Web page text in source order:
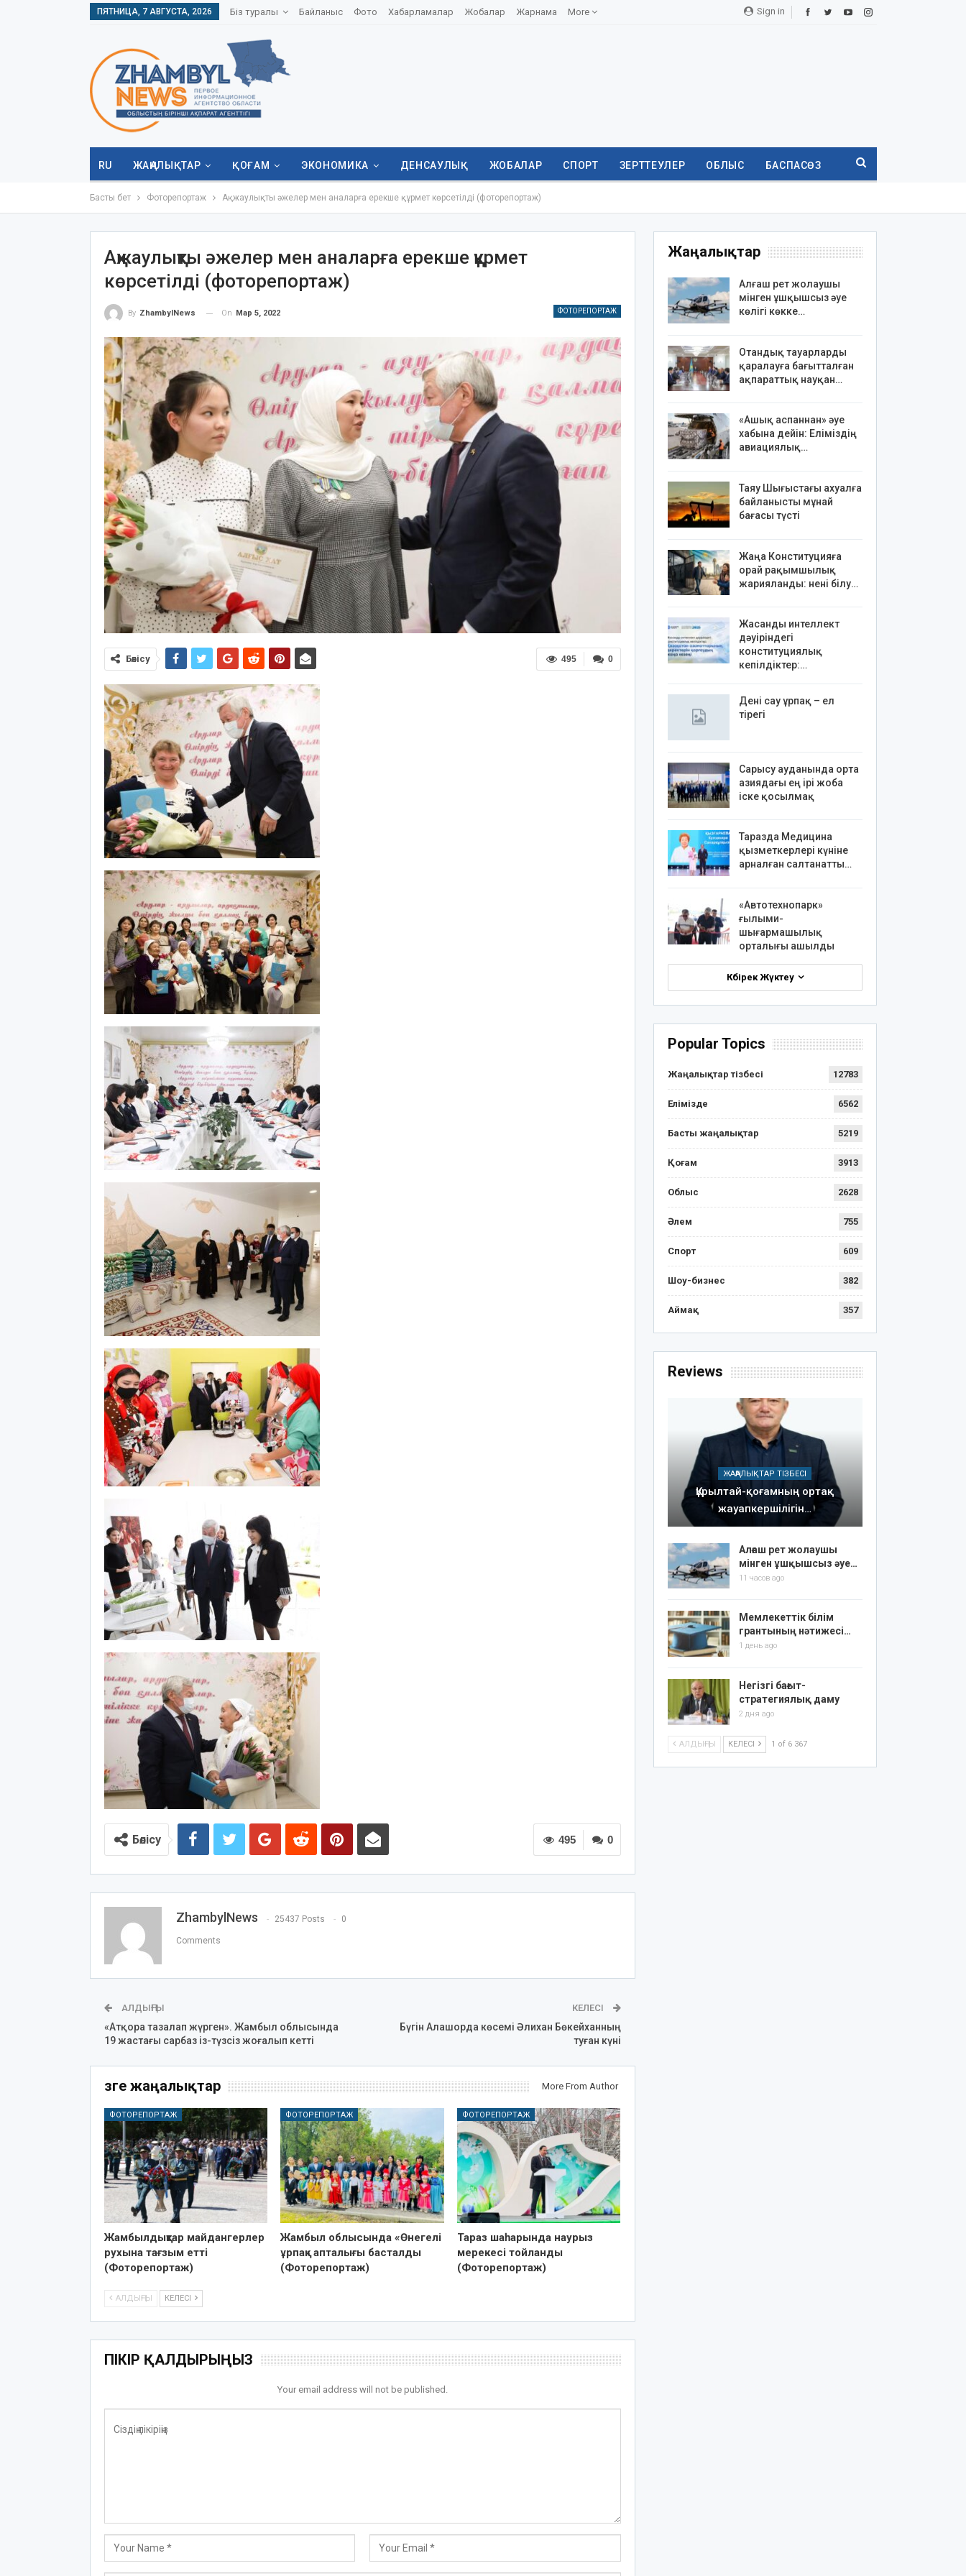
Sign in
ПЯТНИЦА, 7 АВГУСТА, 2026 Біз туралы Байланыс Фото Хабарламалар Жобалар Жарнама More
RU ЖАҢАЛЫҚТАР ҚОҒАМ ЭКОНОМИКА ДЕНСАУЛЫҚ ЖОБАЛАР СПОРТ ЗЕРТТЕУЛЕР ОБЛЫС БАСПАСӨЗ
Басты бет Фоторепортаж Ақжаулықты әжелер мен аналарға ерекше құрмет көрсетілді (фоторепортаж)
Ақжаулықты әжелер мен аналарға ерекше құрмет
көрсетілді (фоторепортаж)
ФОТОРЕПОРТАЖ
By ZhambylNews On Мар 5, 2022
0
495
Бөлісу
0
495
Бөлісу
ZhambylNews 25437 Posts 0
Comments
АЛДЫҢҒЫ
«Атқора тазалап жүрген». Жамбыл облысында
19 жастағы сарбаз із-түзсіз жоғалып кетті
КЕЛЕСІ
Бүгін Алашорда көсемі Әлихан Бөкейханның
туған күні
Өзге жаңалықтар More From Author
ФОТОРЕПОРТАЖ
Жамбылдықтар майдангерлер
рухына тағзым етті
(Фоторепортаж)
ФОТОРЕПОРТАЖ
Жамбыл облысында «Өнегелі
ұрпақ» апталығы басталды
(Фоторепортаж)
ФОТОРЕПОРТАЖ
Тараз шаһарында наурыз
мерекесі тойланды
(Фоторепортаж)
АЛДЫҢҒЫ КЕЛЕСІ
ПІКІР ҚАЛДЫРЫҢЫЗ
Your email address will not be published.
Жаңалықтар
Алғаш рет жолаушы
мінген ұшқышсыз әуе
көлігі көкке…
Отандық тауарларды
қаралауға бағытталған
ақпараттық науқан…
«Ашық аспаннан» әуе
хабына дейін: Еліміздің
авиациялық…
Таяу Шығыстағы ахуалға
байланысты мұнай
бағасы түсті
Жаңа Конституцияға
орай рақымшылық
жарияланды: нені білу…
Жасанды интеллект
дәуіріндегі
конституциялық
кепілдіктер:…
Дені сау ұрпақ – ел
тірегі
Сарысу ауданында орта
азиядағы ең ірі жоба
іске қосылмақ
Таразда Медицина
қызметкерлері күніне
арналған салтанатты…
«Автотехнопарк»
ғылыми-
шығармашылық
орталығы ашылды
Көбірек Жүктеу
Popular Topics
Жаңалықтар тізбесі 12783
Елімізде 6562
Басты жаңалықтар 5219
Қоғам 3913
Облыс 2628
Әлем 755
Спорт 609
Шоу-бизнес 382
Аймақ 357
Reviews
ЖАҢАЛЫҚТАР ТІЗБЕСІ
Құрылтай-қоғамның ортақ
жауапкершілігін…
Алғаш рет жолаушы
мінген ұшқышсыз әуе…
11 часов ago
Мемлекеттік білім
грантының нәтижесі…
1 день ago
Негізгі бағыт-
стратегиялық даму
2 дня ago
АЛДЫҢҒЫ КЕЛЕСІ 1 of 6 367